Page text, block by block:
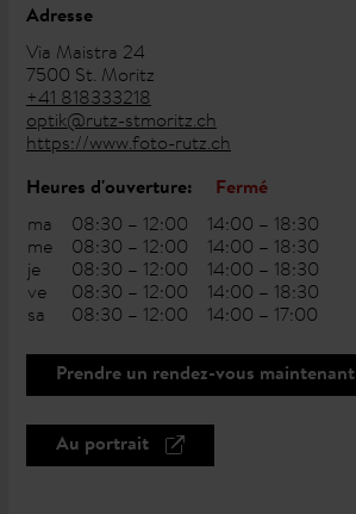
Adresse
Via Maistra 24
7500 St. Moritz
+41 818333218
optik@rutz-stmoritz.ch
https://www.foto-rutz.ch
Heures d'ouverture: Fermé
ma 08:30 – 12:00
14:00 – 18:30
me
08:30 – 12:00
14:00 – 18:30
je
08:30 – 12:00
14:00 – 18:30
ve
08:30 – 12:00
14:00 – 18:30
sa
08:30 – 12:00 14:00 – 17:00
Prendre un rendez-vous maintenant
Au portrait